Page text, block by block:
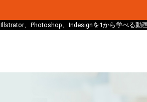
Illstrator、Photoshop、Indesignを1から学べる動